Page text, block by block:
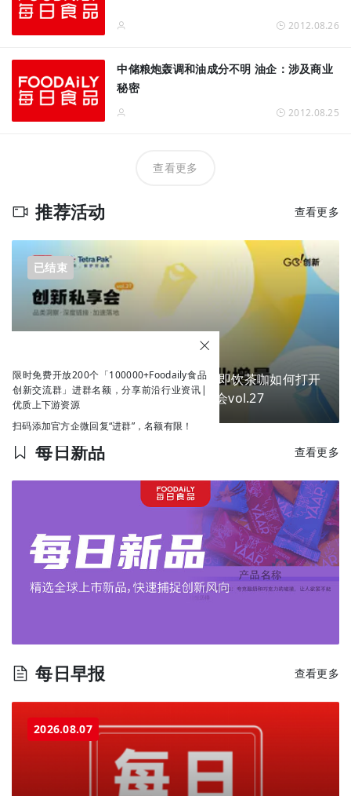
限时免费开放200个「100000+Foodaily食品
创新交流群」进群名额，分享前沿行业资讯|
优质上下游资源
扫码添加官方企微回复“进群”，名额有限！
2012.08.26
中储粮炮轰调和油成分不明 油企：涉及商业
秘密
2012.08.25
查看更多
推荐活动 查看更多
已结束
换个包装就能卖爆？掘金新场景，即饮茶咖如何打开
下一个商业增量？ | Go!创新私享会vol.27
每日新品 查看更多
每日早报 查看更多
2026.08.07